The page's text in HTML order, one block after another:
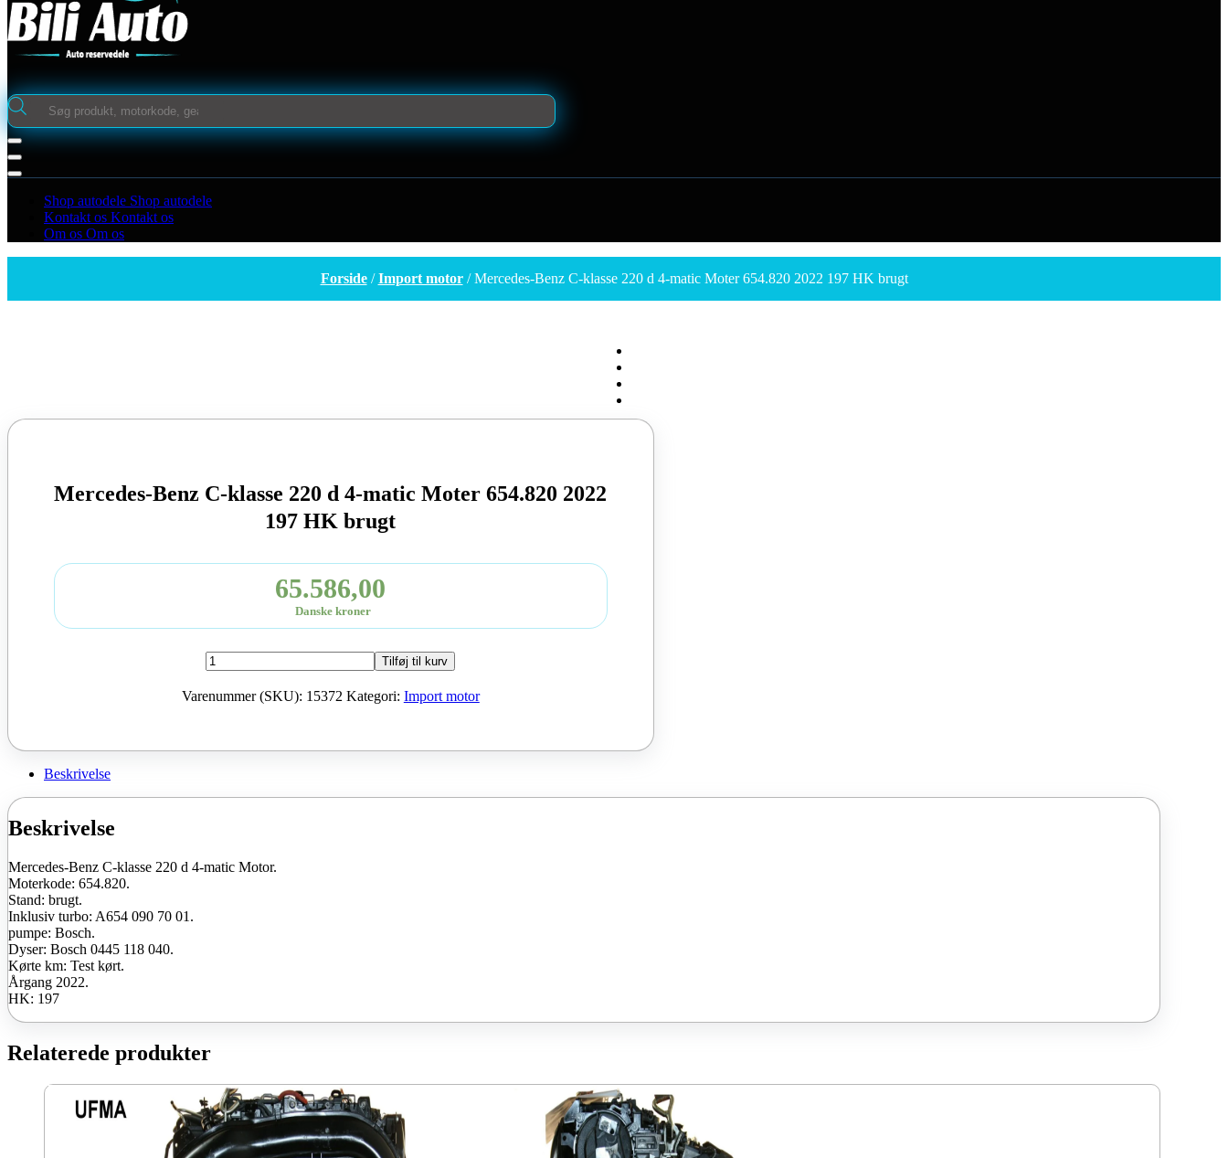
search
Shop autodele Shop autodele
Kontakt os Kontakt os
Om os Om os
Forside/Import motor/ Mercedes-Benz C-klasse 220 d 4-matic Moter 654.820 2022 197 HK brugt
Mercedes-Benz C-klasse 220 d 4-matic Moter 654.820 2022
197 HK brugt
65.586,00
Danske kroner
Mercedes-
Benz
C-
brugt
Tilføj til kurv
Varenummer (SKU): 15372 Kategori: Import motor
Beskrivelse
Beskrivelse
Mercedes-Benz C-klasse 220 d 4-matic Motor.
Moterkode: 654.820.
Stand: brugt.
Inklusiv turbo: A654 090 70 01.
pumpe: Bosch.
Dyser: Bosch 0445 118 040.
Kørte km: Test kørt.
Årgang 2022.
HK: 197
Relaterede produkter